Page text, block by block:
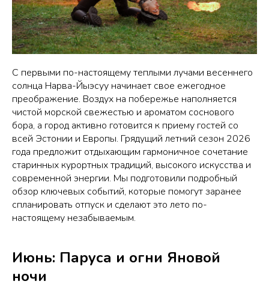
С первыми по-настоящему теплыми лучами весеннего
солнца Нарва-Йыэсуу начинает свое ежегодное
преображение. Воздух на побережье наполняется
чистой морской свежестью и ароматом соснового
бора, а город активно готовится к приему гостей со
всей Эстонии и Европы. Грядущий летний сезон 2026
года предложит отдыхающим гармоничное сочетание
старинных курортных традиций, высокого искусства и
современной энергии. Мы подготовили подробный
обзор ключевых событий, которые помогут заранее
спланировать отпуск и сделают это лето по-
настоящему незабываемым.
Июнь: Паруса и огни Яновой
ночи